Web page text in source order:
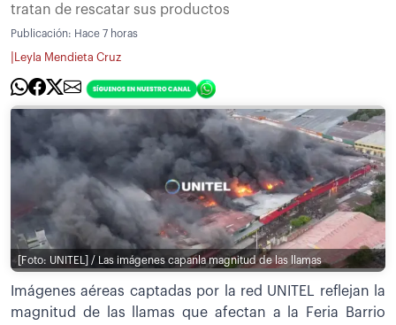
tratan de rescatar sus productos
Publicación: Hace 7 horas
Leyla Mendieta Cruz
[Foto: UNITEL] / Las imágenes capanla magnitud de las llamas
Imágenes aéreas captadas por la red UNITEL reflejan la
magnitud de las llamas que afectan a la Feria Barrio